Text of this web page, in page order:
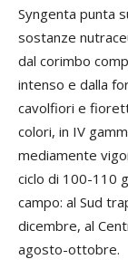
Syngenta punta
sostanze
dal corimbo
intenso e dalla
cavolfiori e
colori, in IV
mediamente
ciclo di 100-110
campo: al Sud
dicembre, al
agosto-ottobre.